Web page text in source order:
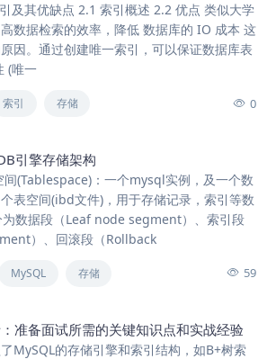
及其优缺点 2.1 索引概述 2.2 优点 类似大学
数据检索的效率，降低 数据库的 IO 成本 这
因。通过创建唯一索引，可以保证数据库表
(唯一
索引 存储 0
引擎存储架构
(Tablespace)：一个mysql实例，及一个数
表空间(ibd文件)，用于存储记录，索引等数
数据段（Leaf node segment）、索引段
）、回滚段（Rollback
MySQL 存储 59
准备面试所需的关键知识点和实战经验
MySQL的存储引擎和索引结构，如B+树索